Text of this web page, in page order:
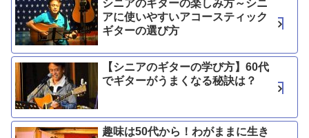
シニアのギターの楽しみ方～シニ
アに使いやすいアコースティック
ギターの選び方
【シニアのギターの学び方】60代
でギターがうまくなる秘訣は？
趣味は50代から！わがままに生き